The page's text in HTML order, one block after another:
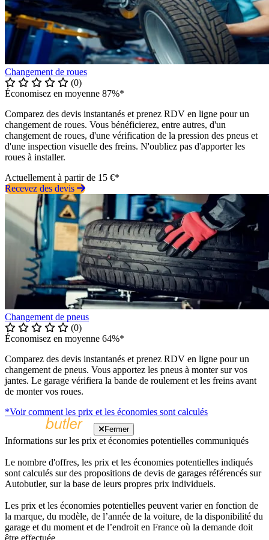
Changement de roues
(0)
Économisez en moyenne 87%*
Comparez des devis instantanés et prenez RDV en ligne pour un
changement de roues. Vous bénéficierez, entre autres, d'un
changement de roues, d'une vérification de la pression des pneus et
d'une inspection visuelle des freins. N'oubliez pas d'apporter les
roues à installer.
Actuellement à partir de 15 €*
Recevez des devis
Changement de pneus
(0)
Économisez en moyenne 64%*
Comparez des devis instantanés et prenez RDV en ligne pour un
changement de pneus. Vous apportez les pneus à monter sur vos
jantes. Le garage vérifiera la bande de roulement et les freins avant
de monter vos roues.
*Voir comment les prix et les économies sont calculés
Fermer
Informations sur les prix et économies potentielles communiqués
Le nombre d'offres, les prix et les économies potentielles indiqués
sont calculés sur des propositions de devis de garages référencés sur
Autobutler, sur la base de leurs propres prix individuels.
Les prix et les économies potentielles peuvent varier en fonction de
la marque, du modèle, de l’année de la voiture, de la disponibilité du
garage et du moment et de l’endroit en France où la demande doit
être effectuée.